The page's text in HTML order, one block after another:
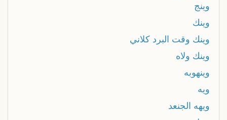
وينج
وينك
وينك وقت البرد كلاني
وينك ولاه
وينهوبه
ويه
ويهه الجنعد